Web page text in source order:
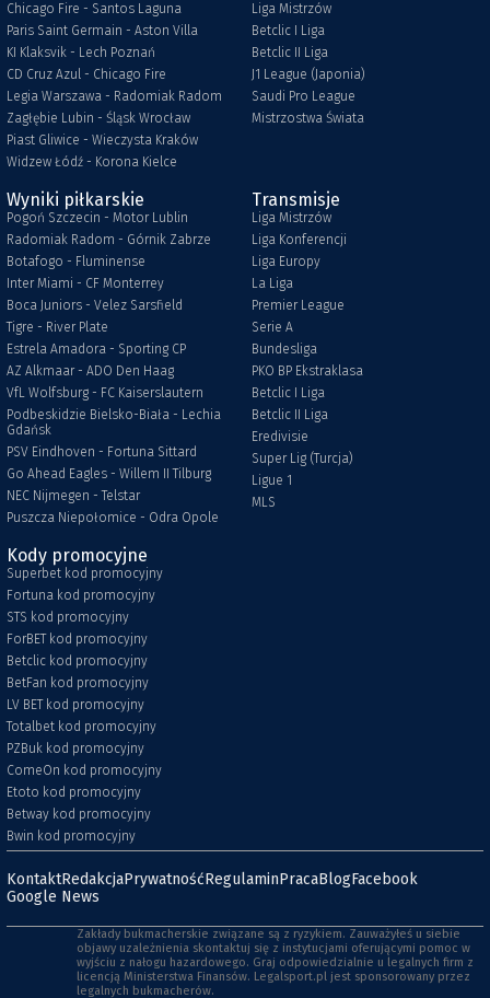
Chicago Fire - Santos Laguna
Paris Saint Germain - Aston Villa
KI Klaksvik - Lech Poznań
CD Cruz Azul - Chicago Fire
Legia Warszawa - Radomiak Radom
Zagłębie Lubin - Śląsk Wrocław
Piast Gliwice - Wieczysta Kraków
Widzew Łódź - Korona Kielce
Liga Mistrzów
Betclic I Liga
Betclic II Liga
J1 League (Japonia)
Saudi Pro League
Mistrzostwa Świata
Wyniki piłkarskie
Pogoń Szczecin - Motor Lublin
Radomiak Radom - Górnik Zabrze
Botafogo - Fluminense
Inter Miami - CF Monterrey
Boca Juniors - Velez Sarsfield
Tigre - River Plate
Estrela Amadora - Sporting CP
AZ Alkmaar - ADO Den Haag
VfL Wolfsburg - FC Kaiserslautern
Podbeskidzie Bielsko-Biała - Lechia
Gdańsk
PSV Eindhoven - Fortuna Sittard
Go Ahead Eagles - Willem II Tilburg
NEC Nijmegen - Telstar
Puszcza Niepołomice - Odra Opole
Transmisje
Liga Mistrzów
Liga Konferencji
Liga Europy
La Liga
Premier League
Serie A
Bundesliga
PKO BP Ekstraklasa
Betclic I Liga
Betclic II Liga
Eredivisie
Super Lig (Turcja)
Ligue 1
MLS
Kody promocyjne
Superbet kod promocyjny
Fortuna kod promocyjny
STS kod promocyjny
ForBET kod promocyjny
Betclic kod promocyjny
BetFan kod promocyjny
LV BET kod promocyjny
Totalbet kod promocyjny
PZBuk kod promocyjny
ComeOn kod promocyjny
Etoto kod promocyjny
Betway kod promocyjny
Bwin kod promocyjny
KontaktRedakcjaPrywatnośćRegulaminPracaBlogFacebook
Google News
Zakłady bukmacherskie związane są z ryzykiem. Zauważyłeś u siebie
objawy uzależnienia skontaktuj się z instytucjami oferującymi pomoc w
wyjściu z nałogu hazardowego. Graj odpowiedzialnie u legalnych firm z
licencją Ministerstwa Finansów. Legalsport.pl jest sponsorowany przez
legalnych bukmacherów.